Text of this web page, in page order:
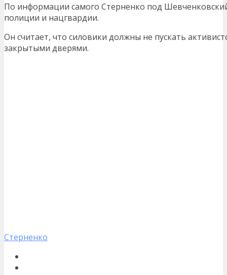
По информации самого Стерненко под
полиции и нацгвардии.
Он считает, что силовики должны не пускать
закрытыми дверями.
Стерненко